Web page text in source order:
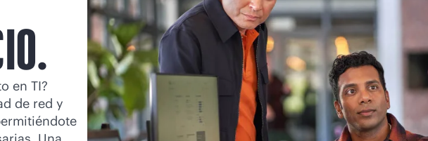
momentos, tu cesta está vacía
de HPE para encontrar lo que buscas, configurarlo y realizar el pedido.
Comprar ahora
en TI?
de red y